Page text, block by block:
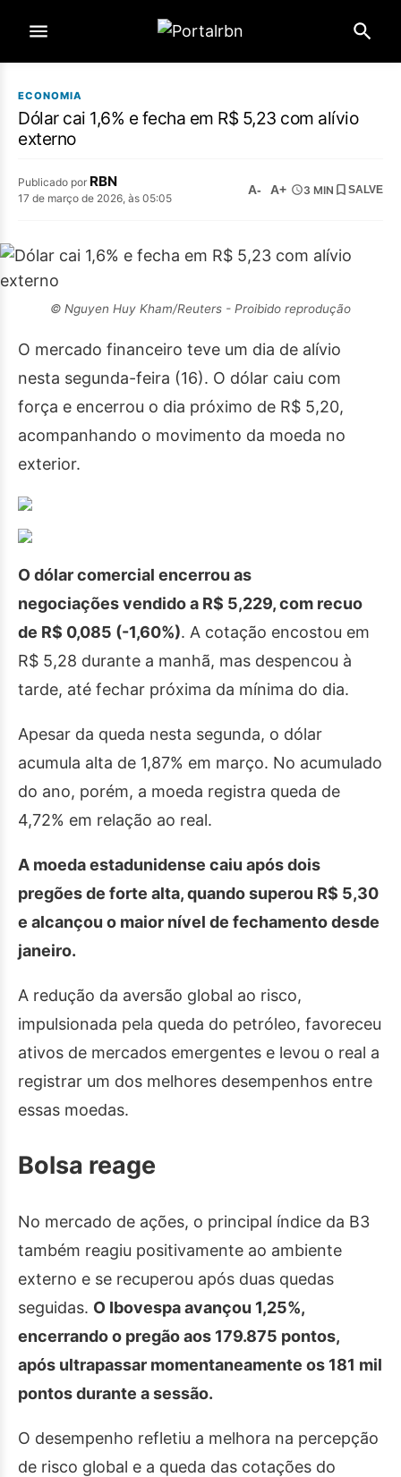
ECONOMIA
Dólar cai 1,6% e fecha em R$ 5,23 com alívio
externo
Publicado por RBN
17 de março de 2026, às 05:05
A- A+ 3 MIN SALVE
© Nguyen Huy Kham/Reuters - Proibido reprodução
O mercado financeiro teve um dia de alívio
nesta segunda-feira (16). O dólar caiu com
força e encerrou o dia próximo de R$ 5,20,
acompanhando o movimento da moeda no
exterior.
O dólar comercial encerrou as
negociações vendido a R$ 5,229, com recuo
de R$ 0,085 (-1,60%). A cotação encostou em
R$ 5,28 durante a manhã, mas despencou à
tarde, até fechar próxima da mínima do dia.
Apesar da queda nesta segunda, o dólar
acumula alta de 1,87% em março. No acumulado
do ano, porém, a moeda registra queda de
4,72% em relação ao real.
A moeda estadunidense caiu após dois
pregões de forte alta, quando superou R$ 5,30
e alcançou o maior nível de fechamento desde
janeiro.
A redução da aversão global ao risco,
impulsionada pela queda do petróleo, favoreceu
ativos de mercados emergentes e levou o real a
registrar um dos melhores desempenhos entre
essas moedas.
Bolsa reage
No mercado de ações, o principal índice da B3
também reagiu positivamente ao ambiente
externo e se recuperou após duas quedas
seguidas. O Ibovespa avançou 1,25%,
encerrando o pregão aos 179.875 pontos,
após ultrapassar momentaneamente os 181 mil
pontos durante a sessão.
O desempenho refletiu a melhora na percepção
de risco global e a queda das cotações do